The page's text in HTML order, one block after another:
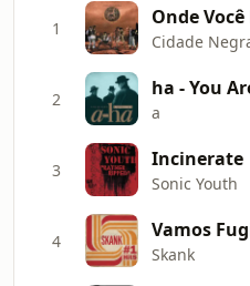
1 Onde
Cidade
2
a
3 Incinerate
Sonic Youth
4 Vamos
Skank